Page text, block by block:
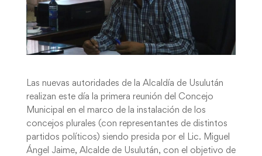
Las nuevas autoridades de la Alcaldía de Usulután
realizan este día la primera reunión del Concejo
Municipal en el marco de la instalación de los
concejos plurales (con representantes de distintos
partidos políticos) siendo presida por el Lic. Miguel
Ángel Jaime, Alcalde de Usulután, con el objetivo de